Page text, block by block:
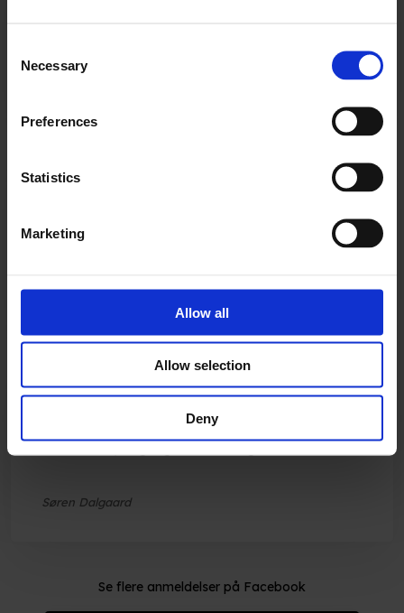
Selection
Necessary
Preferences
Statistics
Marketing
Allow all
Allow selection
Deny
Super autoværksted, god service, er kommet der i
Conni Nielsen
"Behandlet fantastisk"
Søren Dalgaard
Se flere anmeldelser på Facebook​